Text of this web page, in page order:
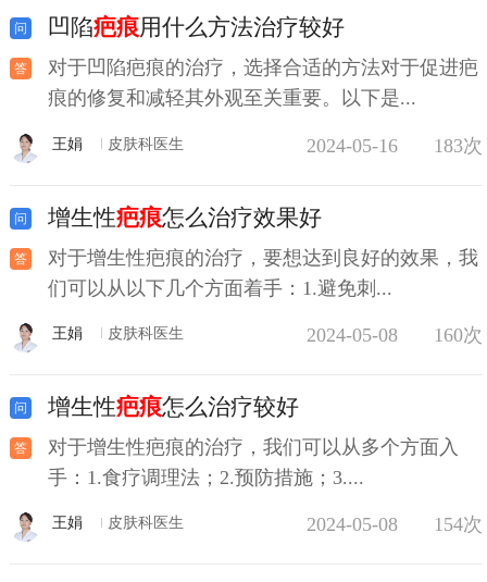
凹陷疤痕用什么方法治疗较好
对于凹陷疤痕的治疗，选择合适的方法对于促进疤
痕的修复和减轻其外观至关重要。以下是...
王娟 皮肤科医生 2024-05-16 183次
增生性疤痕怎么治疗效果好
对于增生性疤痕的治疗，要想达到良好的效果，我
们可以从以下几个方面着手：1.避免刺...
王娟 皮肤科医生 2024-05-08 160次
增生性疤痕怎么治疗较好
对于增生性疤痕的治疗，我们可以从多个方面入
手：1.食疗调理法；2.预防措施；3....
王娟 皮肤科医生 2024-05-08 154次